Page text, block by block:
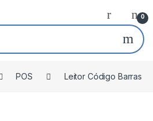
0
POS Leitor Código Barras